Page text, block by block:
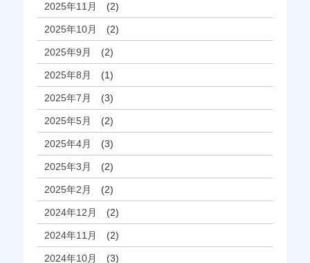
2025年11月 (2)
2025年10月 (2)
2025年9月 (2)
2025年8月 (1)
2025年7月 (3)
2025年5月 (2)
2025年4月 (3)
2025年3月 (2)
2025年2月 (2)
2024年12月 (2)
2024年11月 (2)
2024年10月 (3)